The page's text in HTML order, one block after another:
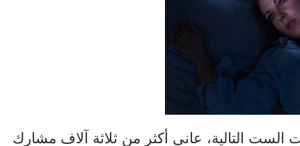
الست التالية، عانى أكثر من ثلاثة آلاف مشارك